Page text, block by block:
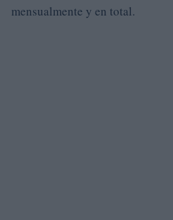
mensualmente y en total.